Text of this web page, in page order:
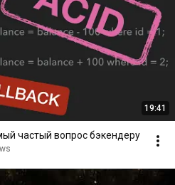
19:41
частый вопрос бэкендеру